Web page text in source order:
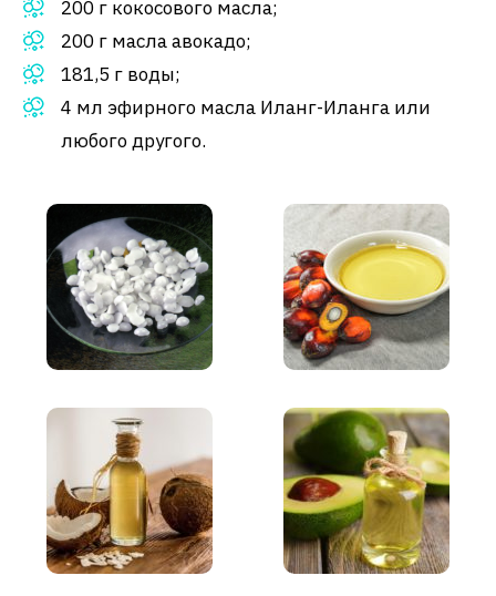
200 г кокосового масла;
200 г масла авокадо;
181,5 г воды;
4 мл эфирного масла Иланг-Иланга или
любого другого.